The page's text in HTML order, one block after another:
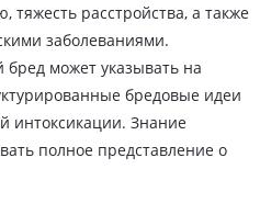
тяжесть расстройства, а также
заболеваниями.
может указывать на
бредовые идеи
интоксикации. Знание
полное представление о